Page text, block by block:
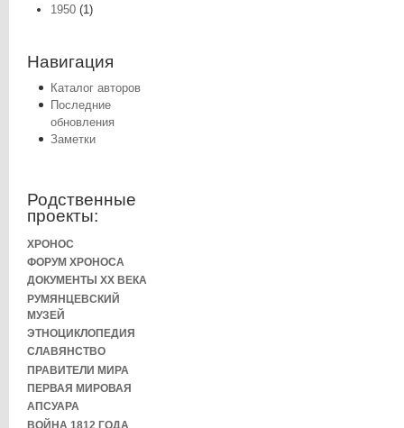
1950 (1)
Навигация
Каталог авторов
Последние
обновления
Заметки
Родственные
проекты:
ХРОНОС
ФОРУМ ХРОНОСА
ДОКУМЕНТЫ XX ВЕКА
РУМЯНЦЕВСКИЙ
МУЗЕЙ
ЭТНОЦИКЛОПЕДИЯ
СЛАВЯНСТВО
ПРАВИТЕЛИ МИРА
ПЕРВАЯ МИРОВАЯ
АПСУАРА
ВОЙНА 1812 ГОДА